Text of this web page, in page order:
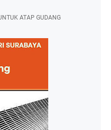
ATAP GUDANG